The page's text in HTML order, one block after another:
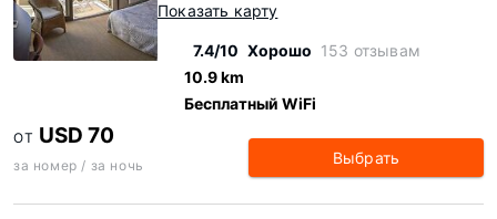
Показать карту
7.4/10 Хорошо 153 отзывам
10.9 km
Бесплатный WiFi
ОТ USD 70
за номер / за ночь Выбрать